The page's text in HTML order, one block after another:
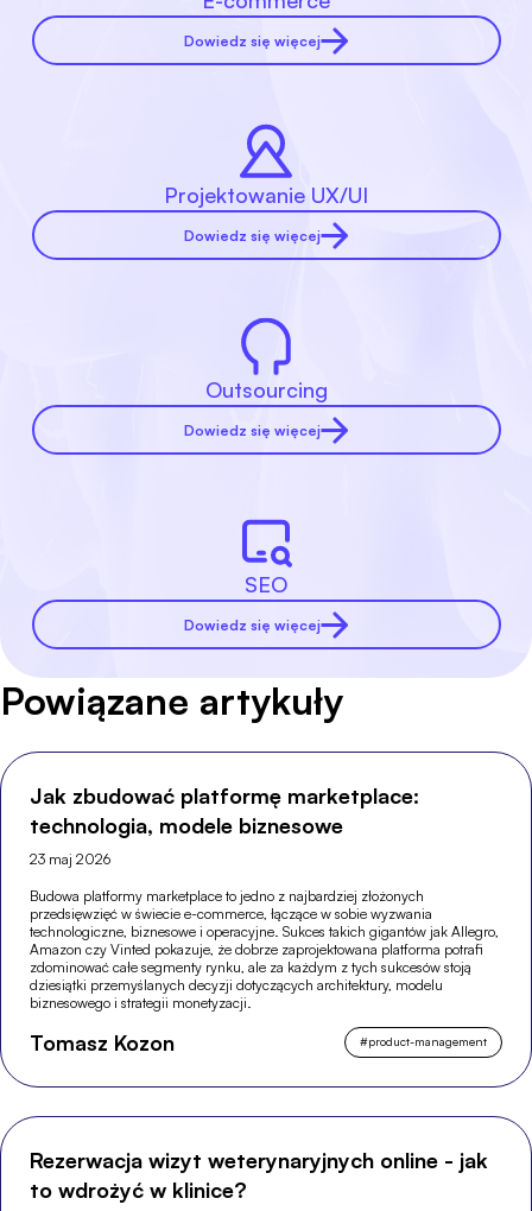
Dowiedz się więcej
Projektowanie UX/UI
Dowiedz się więcej
Outsourcing
Dowiedz się więcej
SEO
Dowiedz się więcej
Powiązane artykuły
Jak zbudować platformę marketplace:
technologia, modele biznesowe
23 maj 2026
Budowa platformy marketplace to jedno z najbardziej złożonych
przedsięwzięć w świecie e-commerce, łączące w sobie wyzwania
technologiczne, biznesowe i operacyjne. Sukces takich gigantów jak Allegro,
Amazon czy Vinted pokazuje, że dobrze zaprojektowana platforma potrafi
zdominować całe segmenty rynku, ale za każdym z tych sukcesów stoją
dziesiątki przemyślanych decyzji dotyczących architektury, modelu
biznesowego i strategii monetyzacji.
Tomasz Kozon #product-management
Rezerwacja wizyt weterynaryjnych online - jak
to wdrożyć w klinice?